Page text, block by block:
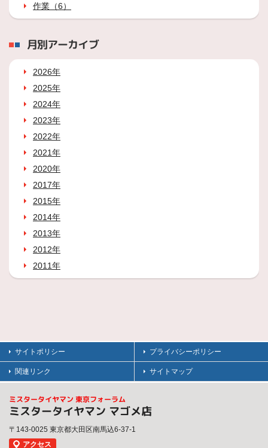
作業（6）
月別アーカイブ
2026年
2025年
2024年
2023年
2022年
2021年
2020年
2017年
2015年
2014年
2013年
2012年
2011年
サイトポリシー プライバシーポリシー
関連リンク サイトマップ
ミスタータイヤマン 東京フォーラム
ミスタータイヤマン マゴメ店
〒143-0025 東京都大田区南馬込6-37-1
アクセス